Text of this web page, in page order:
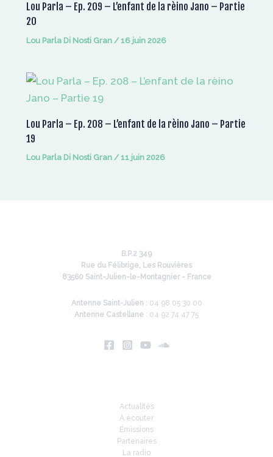
Lou Parla – Ep. 209 – L’enfant de la rèino Jano – Partie
20
Lou Parla Di Nosti Gran/16 juin 2026
Lou Parla – Ep. 208 – L’enfant de la rèino Jano – Partie
19
Lou Parla Di Nosti Gran/11 juin 2026
B.P.2 349
Rue du Félibrige, Les Rouvières
83560 Saint-Julien-le-Montagnier - France
Antenne Saint-Julien : 04 98 05 30 00
Antenne Castellane : 04 92 74 47 75
Actualités
À écouter
Émissions
Partenaires
La radio